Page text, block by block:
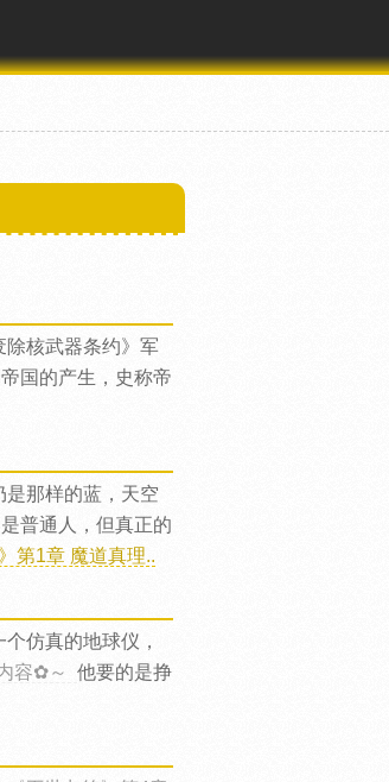
核武器条约》军
国的产生，史称帝
是那样的蓝，天空
普通人，但真正的
第1章 魔道真理..
仿真的地球仪，
容✿～
他要的是挣